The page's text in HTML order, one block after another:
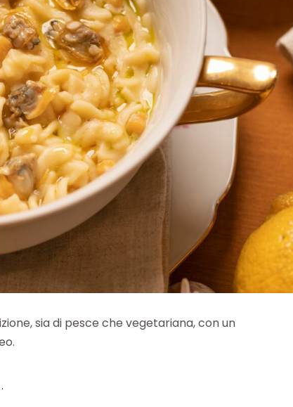
sia di pesce che vegetariana, con un